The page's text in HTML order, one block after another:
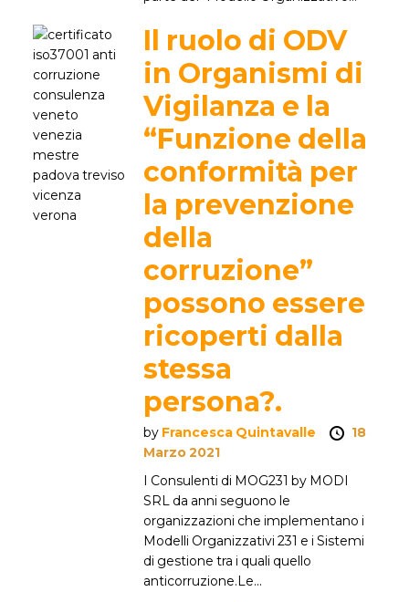
Il ruolo di ODV
in Organismi di
Vigilanza e la
“Funzione della
conformità per
la prevenzione
della
corruzione”
possono essere
ricoperti dalla
stessa
persona?.
by Francesca Quintavalle
18
Marzo 2021
I Consulenti di MOG231 by MODI
SRL da anni seguono le
organizzazioni che implementano i
Modelli Organizzativi 231 e i Sistemi
di gestione tra i quali quello
anticorruzione.Le...